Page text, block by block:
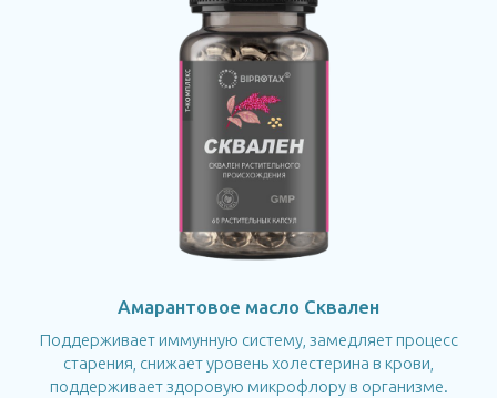
Амарантовое масло Сквален
Поддерживает иммунную систему, замедляет процесс
старения, снижает уровень холестерина в крови,
поддерживает здоровую микрофлору в организме.